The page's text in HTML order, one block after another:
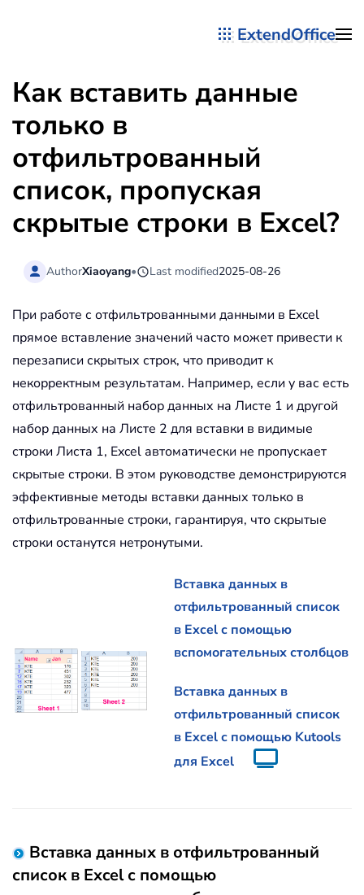
ExtendOffice
Как вставить данные
только в
отфильтрованный
список, пропуская
скрытые строки в Excel?
AuthorXiaoyang• Last modified2025-08-26
При работе с отфильтрованными данными в Excel
прямое вставление значений часто может привести к
перезаписи скрытых строк, что приводит к
некорректным результатам. Например, если у вас есть
отфильтрованный набор данных на Листе 1 и другой
набор данных на Листе 2 для вставки в видимые
строки Листа 1, Excel автоматически не пропускает
скрытые строки. В этом руководстве демонстрируются
эффективные методы вставки данных только в
отфильтрованные строки, гарантируя, что скрытые
строки останутся нетронутыми.
Вставка данных в
отфильтрованный список
в Excel с помощью
вспомогательных столбцов
Вставка данных в
отфильтрованный список
в Excel с помощью Kutools
для Excel
Вставка данных в отфильтрованный
список в Excel с помощью